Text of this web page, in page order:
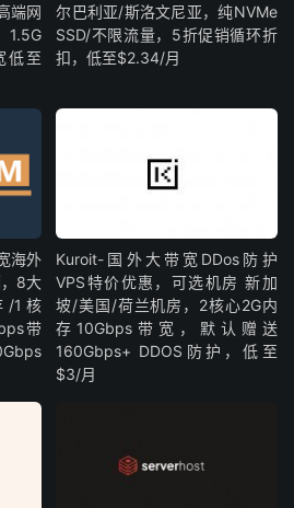
端网
1.5G
低至
尔巴利亚/斯洛文尼亚，纯NVMe
SSD/不限流量，5折促销循环折
扣，低至$2.34/月
海外
8大
/1核
带
Kuroit-国外大带宽DDos防护
VPS特价优惠，可选机房 新加
坡/美国/荷兰机房，2核心2G内
存10Gbps带宽，默认赠送
160Gbps+ DDOS防护，低至
$3/月